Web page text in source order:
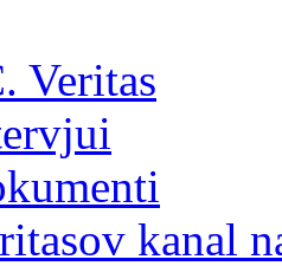
Veritas
kanal